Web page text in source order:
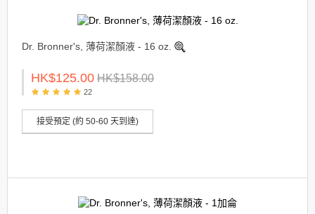
Dr. Bronner's, 薄荷潔顏液 - 16 oz.
HK$125.00 HK$158.00
22
接受預定 (約 50-60 天到達)